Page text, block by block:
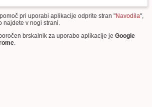
pri uporabi aplikacije odprite stran "Navodila",
najdete v nogi strani.
brskalnik za uporabo aplikacije je Google
.